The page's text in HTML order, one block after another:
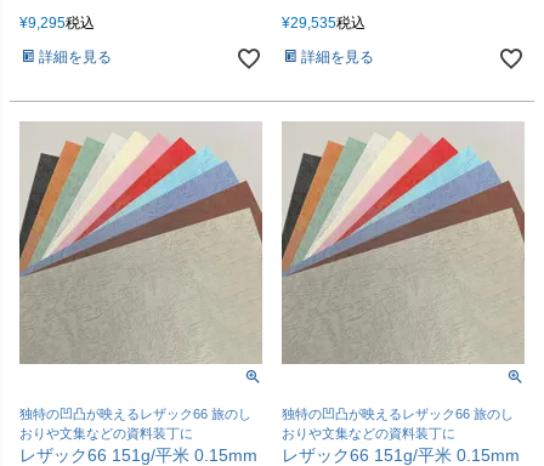
¥9,295税込
詳細を見る
¥29,535税込
詳細を見る
独特の凹凸が映えるレザック66 旅のし
おりや文集などの資料装丁に
レザック66 151g/平米 0.15mm
独特の凹凸が映えるレザック66 旅のし
おりや文集などの資料装丁に
レザック66 151g/平米 0.15mm